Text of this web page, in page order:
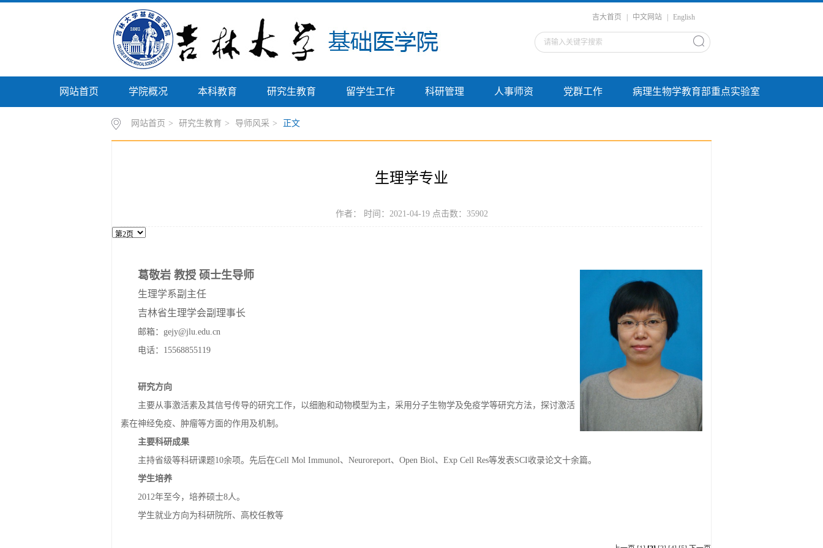
吉大首页 中文网站 English
网站首页 学院概况 本科教育 研究生教育 留学生工作 科研管理 人事师资 党群工作 病理生物学教育部重点实验室
网站首页 > 研究生教育 > 导师风采 > 正文
生理学专业
作者： 时间：2021-04-19 点击数： 35902
葛敬岩 教授 硕士生导师
生理学系副主任
吉林省生理学会副理事长
邮箱：gejy@jlu.edu.cn
电话：15568855119
研究方向
主要从事激活素及其信号传导的研究工作，以细胞和动物模型为主，采用分子生物学及免疫学等研究方法，探讨激活
素在神经免疫、肿瘤等方面的作用及机制。
主要科研成果
主持省级等科研课题10余项。先后在Cell Mol Immunol、Neuroreport、Open Biol、Exp Cell Res等发表SCI收录论文十余篇。
学生培养
2012年至今，培养硕士8人。
学生就业方向为科研院所、高校任教等